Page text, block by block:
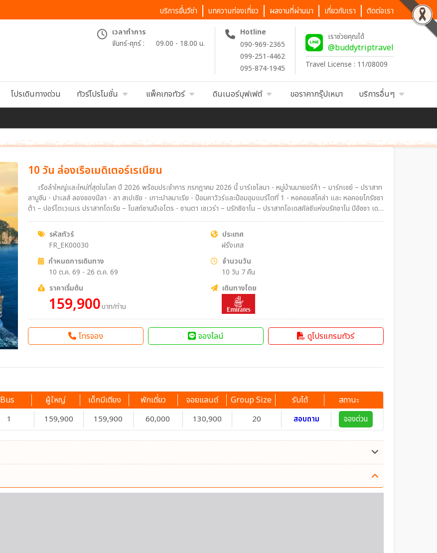
บริการยื่นวีซ่า บทความท่องเที่ยว ผลงานที่ผ่านมา เกี่ยวกับเรา ติดต่อเรา
เวลาทำการ
จันทร์-ศุกร์ :
09.00 - 18.00 น.
Hotline
090-969-2365
099-251-4462
095-874-1945
เราช่วยคุณได้
@buddytriptravel
Travel License : 11/08009
โปรเดินทางด่วน ทัวร์โปรโมชั่น แพ็คเกจทัวร์ ดินเนอร์บุฟเฟต์ ขอราคากรุ๊ปเหมา บริการอื่นๆ
10 วัน ล่องเรือเมดิเตอร์เรเนียน
เรือลำใหญ่และใหม่ที่สุดในโลก ปี 2026 พร้อมประจำการ กรกฎาคม 2026 นี้ บาร์เซโลนา - หมู่บ้านมายอร์ก้า – มาร์กเซย์ – ปราสาท
ลาบูซีน - ปาเลส์ ลองชองป์ลา - ลา สเปเซีย - เกาะปาลมาเรีย - ป้อมคาวัวร์และป้อมอุมแบร์โตที่ 1 - หอคอยสโคล่า และ หอคอยโกรัซซา
ต้า – ปอร์โตเวเนเร ปราสาทโดเรีย – โบสถ์ซานปีเอโตร - ซานตา เซเวร่า – บรักซิอาโน – ปราสาทโอเดสคัลชีแห่งบรัคชาโน ปิอัซซา เดล
โคมูเน - เกาะคาปรี – ถ้ำบลูกร็อตโต - จัตุรัสปิอัซเซตต้า – สวนออกัสตัส ฟาราลิโอนี - ลาโรคา วิลเลจ ช้อปปิ้งเอาท์เลต
รหัสทัวร์
FR_EK00030
ประเทศ
ฝรั่งเศส
กำหนดการเดินทาง
10 ต.ค. 69 - 26 ต.ค. 69
จำนวนวัน
10 วัน 7 คืน
ราคาเริ่มต้น
159,900บาท/ท่าน
เดินทางโดย
โทรจอง จองไลน์ ดูโปรแกรมทัวร์
Bus ผู้ใหญ่ เด็กมีเตียง พักเดี่ยว จอยแลนด์ Group Size รับได้ สถานะ
1 159,900 159,900 60,000 130,900 20 สอบถาม จองด่วน